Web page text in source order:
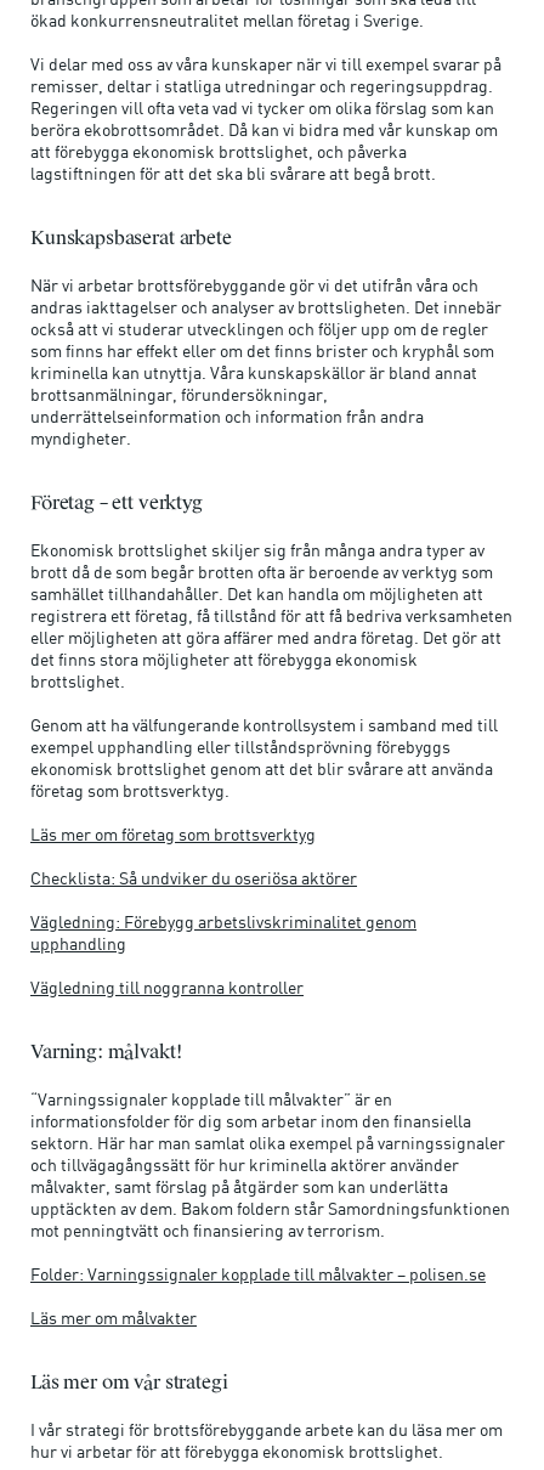
ökad konkurrensneutralitet mellan företag i Sverige.
Vi delar med oss av våra kunskaper när vi till exempel svarar på
remisser, deltar i statliga utredningar och regeringsuppdrag.
Regeringen vill ofta veta vad vi tycker om olika förslag som kan
beröra ekobrottsområdet. Då kan vi bidra med vår kunskap om
att förebygga ekonomisk brottslighet, och påverka
lagstiftningen för att det ska bli svårare att begå brott.
Kunskapsbaserat arbete
När vi arbetar brottsförebyggande gör vi det utifrån våra och
andras iakttagelser och analyser av brottsligheten. Det innebär
också att vi studerar utvecklingen och följer upp om de regler
som finns har effekt eller om det finns brister och kryphål som
kriminella kan utnyttja. Våra kunskapskällor är bland annat
brottsanmälningar, förundersökningar,
underrättelseinformation och information från andra
myndigheter.
Företag – ett verktyg
Ekonomisk brottslighet skiljer sig från många andra typer av
brott då de som begår brotten ofta är beroende av verktyg som
samhället tillhandahåller. Det kan handla om möjligheten att
registrera ett företag, få tillstånd för att få bedriva verksamheten
eller möjligheten att göra affärer med andra företag. Det gör att
det finns stora möjligheter att förebygga ekonomisk
brottslighet.
Genom att ha välfungerande kontrollsystem i samband med till
exempel upphandling eller tillståndsprövning förebyggs
ekonomisk brottslighet genom att det blir svårare att använda
företag som brottsverktyg.
Läs mer om företag som brottsverktyg
Checklista: Så undviker du oseriösa aktörer
Vägledning: Förebygg arbetslivskriminalitet genom
upphandling
Vägledning till noggranna kontroller
Varning: målvakt!
“Varningssignaler kopplade till målvakter” är en
informationsfolder för dig som arbetar inom den finansiella
sektorn. Här har man samlat olika exempel på varningssignaler
och tillvägagångssätt för hur kriminella aktörer använder
målvakter, samt förslag på åtgärder som kan underlätta
upptäckten av dem. Bakom foldern står Samordningsfunktionen
mot penningtvätt och finansiering av terrorism.
Folder: Varningssignaler kopplade till målvakter – polisen.se
Läs mer om målvakter
Läs mer om vår strategi
I vår strategi för brottsförebyggande arbete kan du läsa mer om
hur vi arbetar för att förebygga ekonomisk brottslighet.